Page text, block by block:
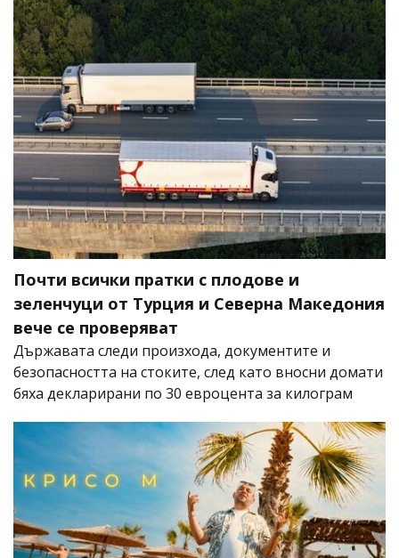
Почти всички пратки с плодове и
зеленчуци от Турция и Северна Македония
вече се проверяват
Държавата следи произхода, документите и
безопасността на стоките, след като вносни домати
бяха декларирани по 30 евроцента за килограм